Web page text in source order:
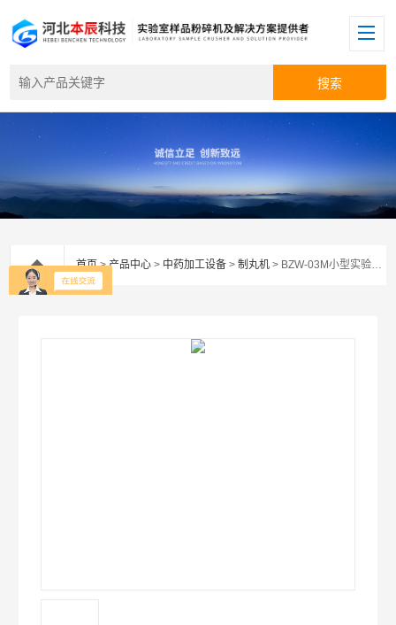
首页>产品中心 > 中药加工设备 >制丸机 > BZW-03M小型实验室制丸机